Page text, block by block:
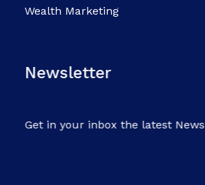
Wealth Marketing
Newsletter
Get in your inbox the latest News